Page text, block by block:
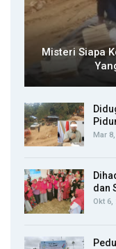
Misteri Siapa
Mar
dan
Okt 6,